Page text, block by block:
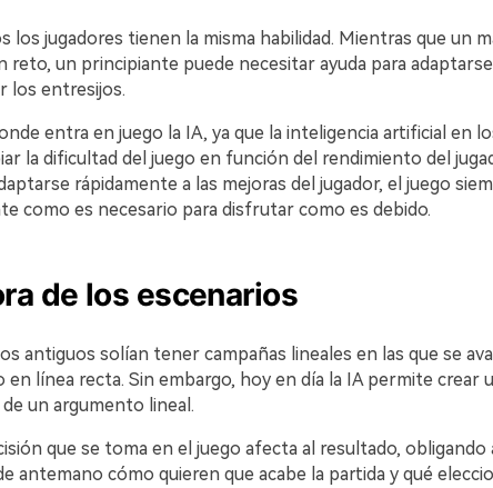
los jugadores tienen la misma habilidad. Mientras que un
reto, un principiante puede necesitar ayuda para
los entresijos.
entra en juego la IA, ya que la inteligencia artificial en
la dificultad del juego en función del rendimiento del
rápidamente a las mejoras del jugador, el juego
como es necesario para disfrutar como es debido.
de los escenarios
antiguos solían tener campañas lineales en las que se
en línea recta. Sin embargo, hoy en día la IA permite crear
un argumento lineal.
que se toma en el juego afecta al resultado, obligando
antemano cómo quieren que acabe la partida y qué